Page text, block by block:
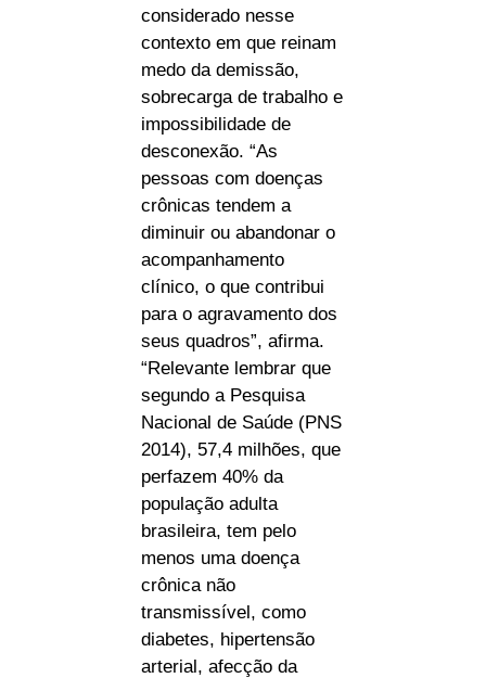
considerado nesse
contexto em que reinam
medo da demissão,
sobrecarga de trabalho e
impossibilidade de
desconexão. “As
pessoas com doenças
crônicas tendem a
diminuir ou abandonar o
acompanhamento
clínico, o que contribui
para o agravamento dos
seus quadros”, afirma.
“Relevante lembrar que
segundo a Pesquisa
Nacional de Saúde (PNS
2014), 57,4 milhões, que
perfazem 40% da
população adulta
brasileira, tem pelo
menos uma doença
crônica não
transmissível, como
diabetes, hipertensão
arterial, afecção da